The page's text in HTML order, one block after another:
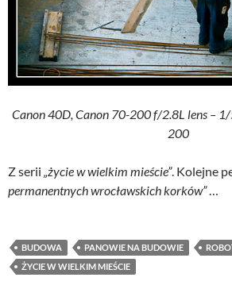
Canon 40D, Canon 70-200 f/2.8L lens –
200
Z serii „życie w wielkim mieście”. Kolejne
permanentnych wrocławskich korków”…
BUDOWA PANOWIE NA BUDOWIE
ŻYCIE W WIELKIM MIEŚCIE